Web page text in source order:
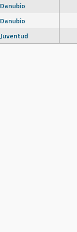
Danubio
Danubio
Juventud